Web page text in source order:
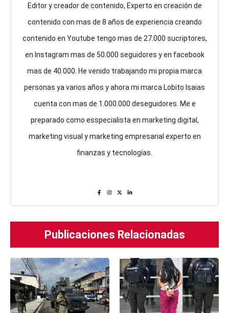
Editor y creador de contenido, Experto en creación de
contenido con mas de 8 años de experiencia creando
contenido en Youtube tengo mas de 27.000 sucriptores,
en Instagram mas de 50.000 seguidores y en facebook
mas de 40.000. He venido trabajando mi propia marca
personas ya varios años y ahora mi marca Lobito Isaias
cuenta con mas de 1.000.000 deseguidores. Me e
preparado como esspecialista en marketing digital,
marketing visual y marketing empresarial experto en
finanzas y tecnologías.
Publicaciones Relacionadas